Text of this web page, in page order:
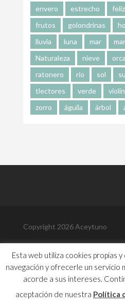
envero
estrecho feliz
frutos
golondrinas
lluvia
luna mar
Naturaleza
nieve orca
ratonero
río sol
tlectores
verde
zorro
águila árbol
Copyright 2026 Aceytuno
Política de Cookies
Aviso Legal
Contacto
Esta web utiliza cookies propias
navegación y ofrecerle un servicio
acorde a sus intereses.
aceptación de nuestra Política